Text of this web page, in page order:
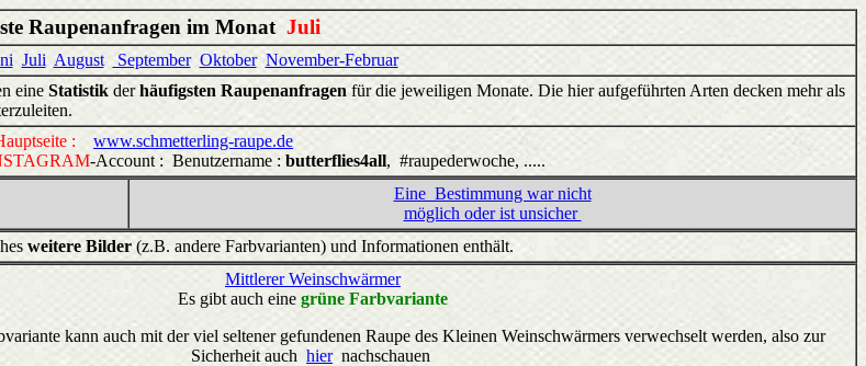
Raupenanfragen im Monat Juli
Juli August September Oktober November-Februar
eine Statistik derhäufigsten Raupenanfragen für die jeweiligen Monate. Die hier aufgeführten Arten decken mehr als
: www.schmetterling-raupe.de
-Account : Benutzername : butterflies4all, #raupederwoche, .....
Eine Bestimmung war nicht
möglich oder ist unsicher
weitere Bilder (z.B. andere Farbvarianten) und Informationen enthält.
Mittlerer Weinschwärmer
Es gibt auch eine grüne Farbvariante
kann auch mit der viel seltener gefundenen Raupe des Kleinen Weinschwärmers verwechselt werden, also zur
Sicherheit auch hiernachschauen